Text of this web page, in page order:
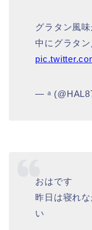
グラタン風
中にグラタ
— ᵃ
おはです
昨日は寝れ
い